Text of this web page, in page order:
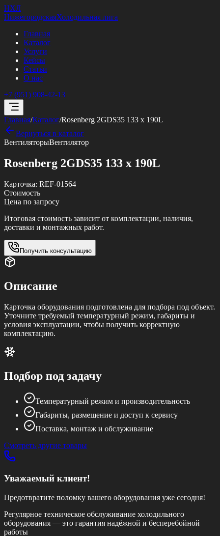
НХЛ
НижегородскаяХолодильная лига
Главная
Каталог
Услуги
Кейсы
Статьи
О нас
+7 (951) 908-42-13
Главная/Каталог/Rosenberg 2GDS35 133 x 190L
Вернуться в каталог
ВентиляторыВентилятор
Rosenberg 2GDS35 133 x 190L
Карточка: REF-01564
Стоимость
Цена по запросу
Итоговая стоимость зависит от комплектации, наличия,
доставки и монтажных работ.
Получить консультацию
Описание
Карточка оборудования подготовлена для подбора под объект.
Уточните требуемый температурный режим, габариты и
условия эксплуатации, чтобы получить корректную
комплектацию.
Подбор под задачу
Температурный режим и производительность
Габариты, размещение и доступ к сервису
Поставка, монтаж и обслуживание
Смотреть другие товары
Уважаемый клиент!
Предотвратите поломку вашего оборудования уже сегодня!
Регулярное техническое обслуживание холодильного
оборудования — это гарантия надёжной и бесперебойной
работы